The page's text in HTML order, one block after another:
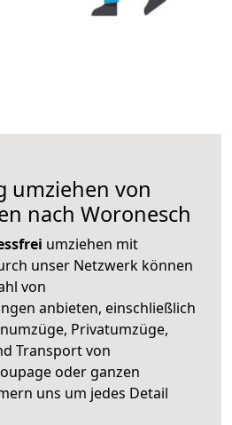
umziehen von
nach Woronesch
umziehen mit
unser Netzwerk können
von
anbieten, einschließlich
Privatumzüge,
Transport von
oder ganzen
uns um jedes Detail